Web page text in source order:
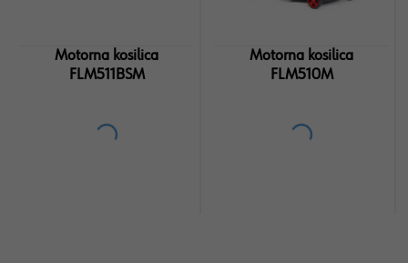
Motorna kosilica
FLM511BSM
Motorna kosilica
FLM510M